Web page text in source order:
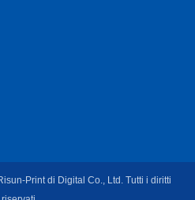
riservati